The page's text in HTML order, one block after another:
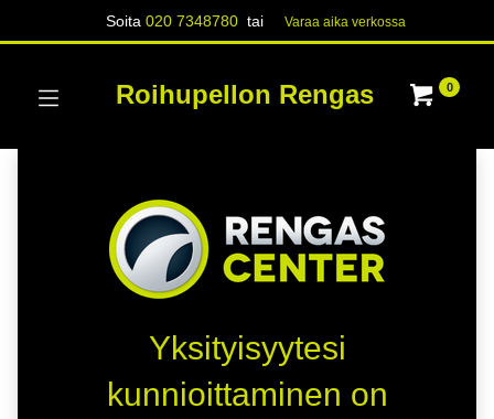
Soita020 7348780 tai Varaa aika verk​​​​ossa
Roihupellon Rengas 0
Yksityisyytesi
kunnioittaminen on